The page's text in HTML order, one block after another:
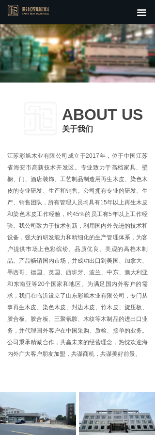
끀
首页
关于我们
新品热销
ABOUT US
关于我们
江苏彩旭木业有限公司成立于2017年，位于中国江苏
省海安市高新技术开发区。专业致力于高档家具、壁
橱、门、酒店装饰、工艺制品制造用再生木皮、染色木
皮的专业研发、生产和销售。公司拥有专业的研发、生
产、销售团队，所有管理人员均具有15年以上再生木皮
和染色木皮工作经验，约45%的员工有5年以上工作经
验。我公司致力于技术创新，利用国内外先进的技术和
设备，强大的研发能力和精细化的生产管理体系，为客
户提供市场上色彩缤纷、品质优良、美观的高档木制
品。产品畅销国内市场，并成功出口到美国、加拿大、
墨西哥、德国、英国、西班牙、波兰、中东、澳大利亚
和东南亚等20个国家和地区。为满足国内外客户的需
求，我们在临沂设立了山东彩旭木业有限公司，专门从
事再生木皮、染色木皮、封边木皮、竹木皮、旋压板、
胶合板、胶合板、三聚氰胺、木纹等木制品的进出口业
务，并代理国外客户在中国采购、质检、接单的业务。
公司秉承精诚合作，共赢未来的经营理念，热忱欢迎海
内外广大客户朋友加盟，共谋商机，共谋美好前景。